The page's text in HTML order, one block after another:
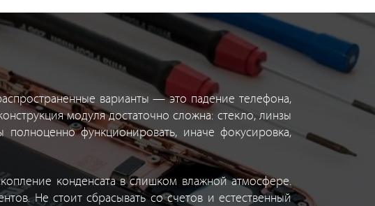
варианты — это падение телефона,
модуля достаточно сложна: стекло, линзы
функционировать, иначе фокусировка,
конденсата в слишком влажной атмосфере.
Не стоит сбрасывать со счетов и естественный